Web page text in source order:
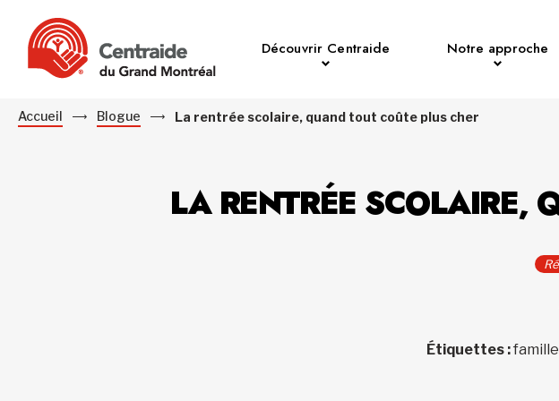
Découvrir Centraide Notre approche
Accueil Blogue La rentrée scolaire, quand tout coûte plus cher
LA RENTRÉE SCOLAIRE,
Étiquettes :